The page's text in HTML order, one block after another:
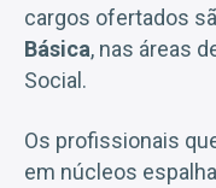
cargos ofertados
Básica, nas áreas
Social.
Os profissionais
em núcleos